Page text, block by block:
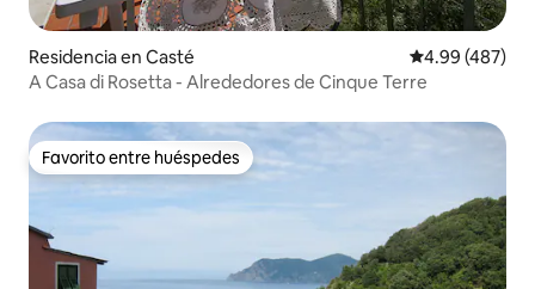
Residencia en Casté Calificación
4.99 (487)
A Casa di Rosetta - Alrededores de Cinque Terre
Favorito entre huéspedes
Favorito entre huéspedes